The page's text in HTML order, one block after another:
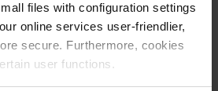
files with configuration settings
online services user-friendlier,
secure. Furthermore, cookies
user functions.